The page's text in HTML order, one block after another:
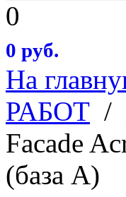
0
0 руб.
На
РАБОТ /
Facade
(база А)